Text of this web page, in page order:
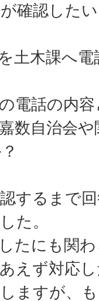
確認した
土木課へ
電話の内
数自治会
するまで
た。
たにも関
えず対応
ますが、